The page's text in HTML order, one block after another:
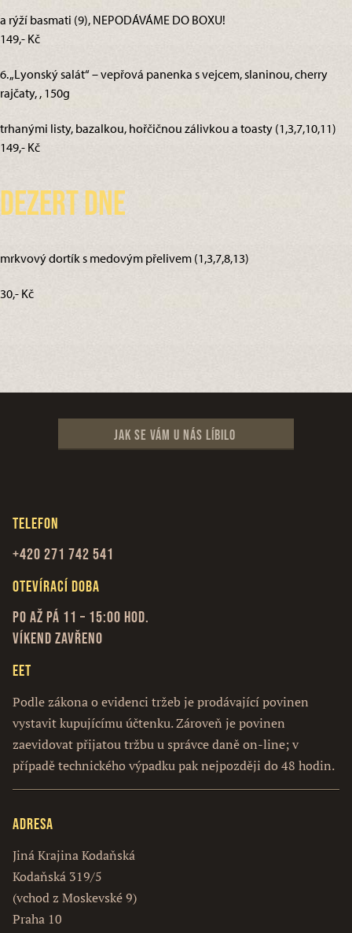
a rýží basmati (9), NEPODÁVÁME DO BOXU!
149,- Kč
6. „Lyonský salát“ – vepřová panenka s vejcem, slaninou, cherry
rajčaty, , 150g
trhanými listy, bazalkou, hořčičnou zálivkou a toasty (1,3,7,10,11)
149,- Kč
Dezert dne
mrkvový dortík s medovým přelivem (1,3,7,8,13)
30,- Kč
Jak se vám u nás líbilo
Telefon
+420 271 742 541
Otevírací doba
Po až Pá 11 – 15:00 hod.
Víkend zavřeno
EET
Podle zákona o evidenci tržeb je prodávající povinen
vystavit kupujícímu účtenku. Zároveň je povinen
zaevidovat přijatou tržbu u správce daně on-line; v
případě technického výpadku pak nejpozději do 48 hodin.
Adresa
Jiná Krajina Kodaňská
Kodaňská 319/5
(vchod z Moskevské 9)
Praha 10